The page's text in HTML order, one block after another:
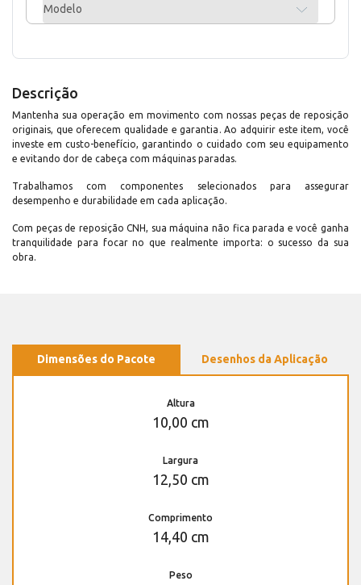
Modelo
Descrição
Mantenha sua operação em movimento com nossas peças de reposição
originais, que oferecem qualidade e garantia. Ao adquirir este item, você
investe em custo-benefício, garantindo o cuidado com seu equipamento
e evitando dor de cabeça com máquinas paradas.
Trabalhamos com componentes selecionados para assegurar
desempenho e durabilidade em cada aplicação.
Com peças de reposição CNH, sua máquina não fica parada e você ganha
tranquilidade para focar no que realmente importa: o sucesso da sua
obra.
Dimensões do Pacote Desenhos da Aplicação
Altura
10,00 cm
Largura
12,50 cm
Comprimento
14,40 cm
Peso